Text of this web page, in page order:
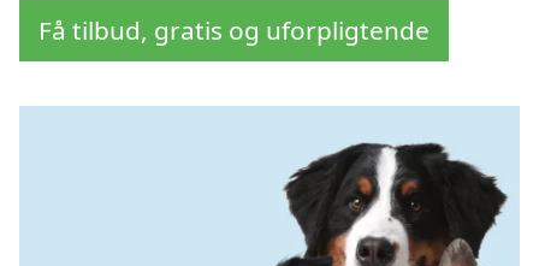
Få tilbud, gratis og uforpligtende